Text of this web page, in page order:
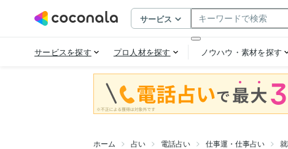
ホーム 占い 電話占い 仕事運・仕事占い